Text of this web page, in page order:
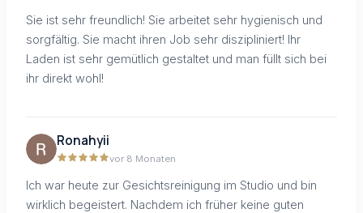
Sie ist sehr freundlich! Sie arbeitet sehr hygienisch und
sorgfältig. Sie macht ihren Job sehr diszipliniert! Ihr
Laden ist sehr gemütlich gestaltet und man füllt sich bei
ihr direkt wohl!
Ronahyii
vor 8 Monaten
Ich war heute zur Gesichtsreinigung im Studio und bin
wirklich begeistert. Nachdem ich früher keine guten